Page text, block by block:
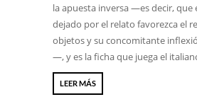
la apuesta inversa —es decir, que
dejado por el relato favorezca el
objetos y su concomitante
—, y es la ficha que juega el
LEER MÁS